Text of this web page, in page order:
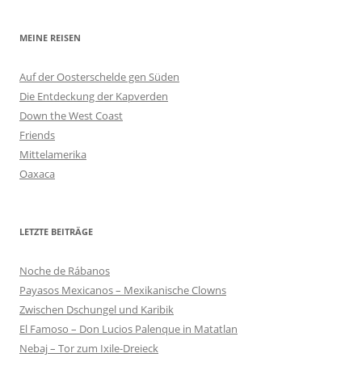
MEINE REISEN
Auf der Oosterschelde gen Süden
Die Entdeckung der Kapverden
Down the West Coast
Friends
Mittelamerika
Oaxaca
LETZTE BEITRÄGE
Noche de Rábanos
Payasos Mexicanos – Mexikanische Clowns
Zwischen Dschungel und Karibik
El Famoso – Don Lucios Palenque in Matatlan
Nebaj – Tor zum Ixile-Dreieck